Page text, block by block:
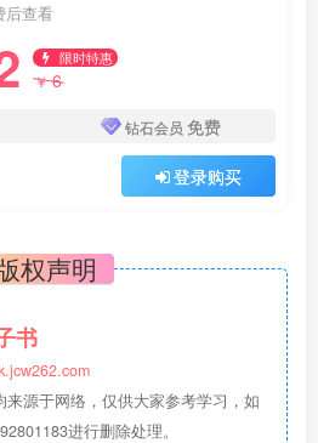
后查看
限时特惠
￥6
钻石会员 免费
登录购买
权声明
书
源于网络，仅供大家参考学习，如
进行删除处理。